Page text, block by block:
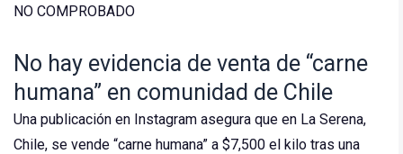
NO COMPROBADO
No hay evidencia de venta de “carne
humana” en comunidad de Chile
Una publicación en Instagram asegura que en La Serena,
Chile, se vende “carne humana” a $7,500 el kilo tras una